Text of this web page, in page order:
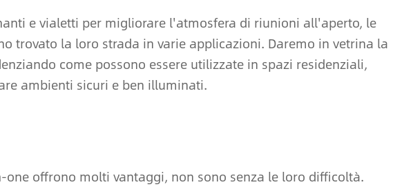
e vialetti per migliorare l'atmosfera di riunioni all'aperto, le
trovato la loro strada in varie applicazioni. Daremo in vetrina la
come possono essere utilizzate in spazi residenziali,
ambienti sicuri e ben illuminati.
offrono molti vantaggi, non sono senza le loro difficoltà.